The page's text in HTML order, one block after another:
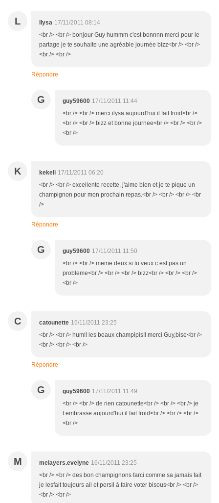
L llysa 17/11/2011 08:14
<br /> <br /> bonjour Guy hummm c'est bonnnn merci pour le
partage je te souhaite une agréable journée bizz<br /> <br />
<br /> <br />
Répondre
G guy59600 17/11/2011 11:44
<br /> <br /> merci ilysa aujourd'hui il fait froid<br />
<br /> <br /> bizz et bonne journee<br /> <br /> <br />
<br />
K kekeli 17/11/2011 06:20
<br /> <br /> excellente recette, j'aime bien et je te pique un
champignon pour mon prochain repas.<br /> <br /> <br /> <br
/>
Répondre
G guy59600 17/11/2011 11:50
<br /> <br /> meme deux si tu veux c.est pas un
probleme<br /> <br /> <br /> bizz<br /> <br /> <br />
<br />
C catounette 16/11/2011 23:25
<br /> <br /> hum!! les beaux champipis!! merci Guy,bise<br />
<br /> <br /> <br />
Répondre
G guy59600 17/11/2011 11:49
<br /> <br /> de rien catounette<br /> <br /> <br /> je
t.embrasse aujourd'hui il fait froid<br /> <br /> <br />
<br />
M melayers.evelyne 16/11/2011 23:25
<br /> <br /> des bon champignons farci comme sa jamais fait
je lesfait toujours ail et persil à faire voter bisous<br /> <br />
<br /> <br />